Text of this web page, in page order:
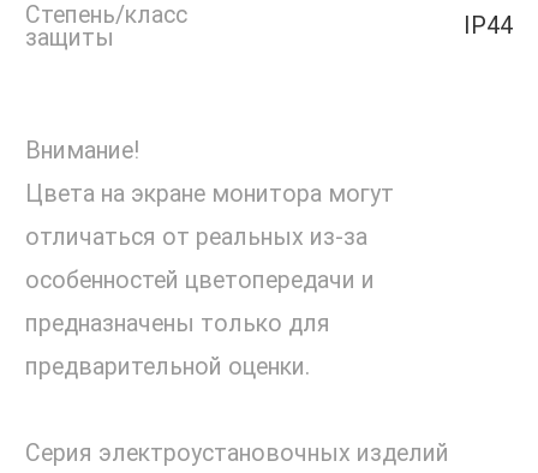
Степень/класс
защиты
IP44
Внимание!
Цвета на экране монитора могут
отличаться от реальных из-за
особенностей цветопередачи и
предназначены только для
предварительной оценки.
Серия электроустановочных изделий